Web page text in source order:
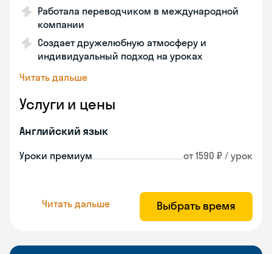
Работала переводчиком в международной
компании
Создает дружелюбную атмосферу и
индивидуальный подход на уроках
Читать дальше
Услуги и цены
Английский язык
Уроки премиум от 1590 ₽ / урок
Читать дальше Выбрать время